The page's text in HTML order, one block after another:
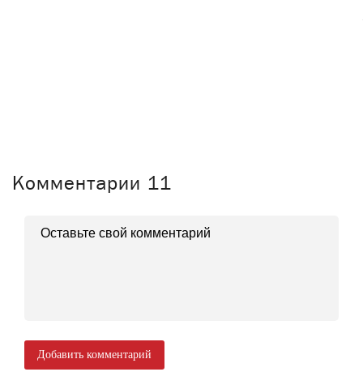
Комментарии 11
Добавить комментарий